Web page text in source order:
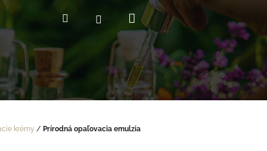
HľadaťPrihlásenieNákupný
košík
krémy / Prírodná opaľovacia emulzia